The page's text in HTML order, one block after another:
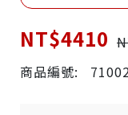
NT$4410
商品編號: